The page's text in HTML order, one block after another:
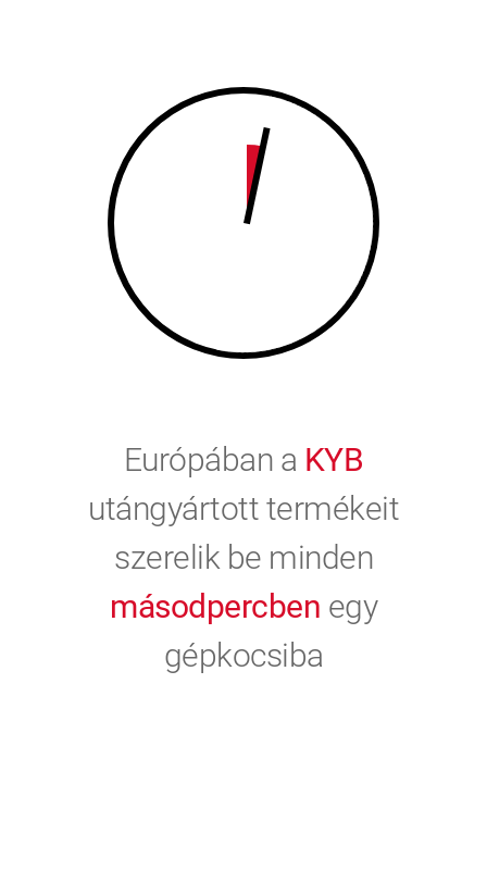
0
0
Európában a KYB
utángyártott termékeit
szerelik be minden
másodpercben egy
gépkocsiba